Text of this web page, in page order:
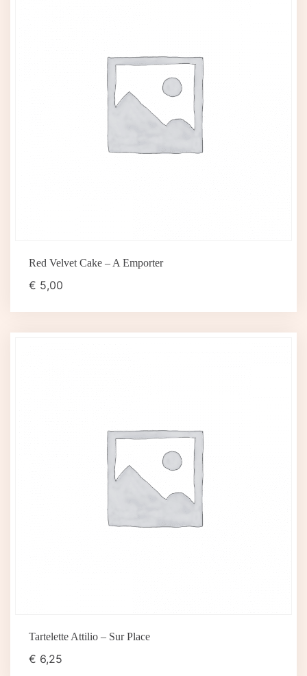
Red Velvet Cake – A Emporter
€ 5,00
Tartelette Attilio – Sur Place
€ 6,25